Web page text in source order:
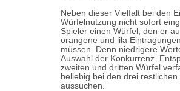
Neben dieser Vielfalt bei den
Würfelnutzung nicht sofort
Spieler einen Würfel, den er
orangene und lila
müssen. Denn niedrigere
Auswahl der Konkurrenz.
zweiten und dritten Würfel
beliebig bei den drei
aussuchen.